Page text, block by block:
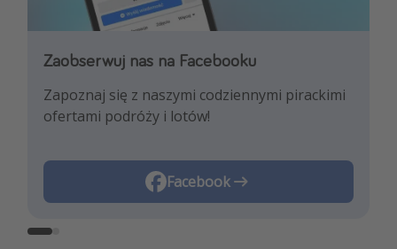
Zaobserwuj nas na Facebooku
Zapoznaj się z naszymi codziennymi pirackimi
ofertami podróży i lotów!
Facebook
Zaobserwuj nas na Instagramie
Pozwól nam zainspirować Cię najnowszymi
trendami i najlepszymi ofertami
Instagram